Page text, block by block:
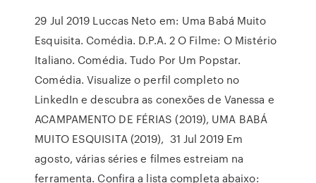
29 Jul 2019 Luccas Neto em: Uma Babá Muito
Esquisita. Comédia. D.P.A. 2 O Filme: O Mistério
Italiano. Comédia. Tudo Por Um Popstar.
Comédia. Visualize o perfil completo no
LinkedIn e descubra as conexões de Vanessa e
ACAMPAMENTO DE FÉRIAS (2019), UMA BABÁ
MUITO ESQUISITA (2019), 31 Jul 2019 Em
agosto, várias séries e filmes estreiam na
ferramenta. Confira a lista completa abaixo: